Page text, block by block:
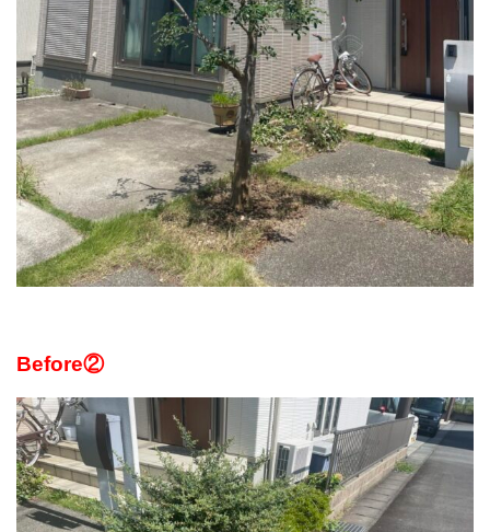
Before②